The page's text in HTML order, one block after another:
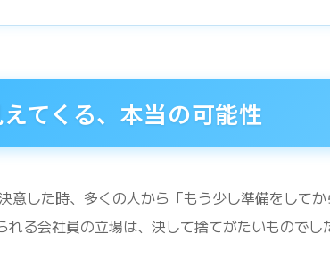
てくる、本当の可能性
意した時、多くの人から「もう少し準備をして
る会社員の立場は、決して捨てがたいものでし